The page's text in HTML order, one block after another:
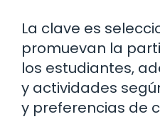
La clave es
promuevan la
los estudiantes,
y actividades
y preferencias de